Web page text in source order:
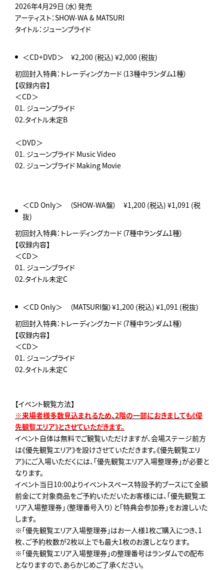
2026年4月29日（水）発売
アーティスト：SHOW-WA & MATSURI
タイトル：ジューンブライド
＜CD+DVD＞ ¥2,200 (税込) ¥2,000 (税抜)
初回封入特典：トレーディングカード（13種中ランダム1種）
【収録内容】
＜CD＞
01. ジューンブライド
02.タイトル未定B
＜DVD＞
01. ジューンブライド Music Video
02. ジューンブライド Making Movie
＜CD Only＞ （SHOW-WA盤） ¥1,200 (税込) ¥1,091 (税
抜)
初回封入特典：トレーディングカード（7種中ランダム1種）
【収録内容】
＜CD＞
01. ジューンブライド
02.タイトル未定C
＜CD Only＞ （MATSURI盤）¥1,200 (税込) ¥1,091 (税抜)
初回封入特典：トレーディングカード（7種中ランダム1種）
【収録内容】
＜CD＞
01. ジューンブライド
02.タイトル未定C
【イベント観覧方法】
※来場者様多数見込まれるため、2階の一部におきましても《優
先観覧エリア》とさせていただきます。
イベント自体は無料でご観覧いただけますが、会場ステージ前方
は《優先観覧エリア》を設けさせていただきます。《優先観覧エリ
ア》にご入場いただくには、「優先観覧エリア入場整理券」が必要と
なります。
イベント当日10:00よりイベントスペース特設予約ブースにて全額
前金にて対象商品をご予約いただいたお客様には、「優先観覧エ
リア入場整理券」（整理番号入り）と「特典会参加券」をお渡しいた
します。
※「優先観覧エリア入場整理券」はお一人様1枚ご購入につき、1
枚、ご予約枚数が2枚以上でも最大1枚のお渡しとなります。
※「優先観覧エリア入場整理券」の整理番号はランダムでの配布
となりますので、あらかじめご了承ください。